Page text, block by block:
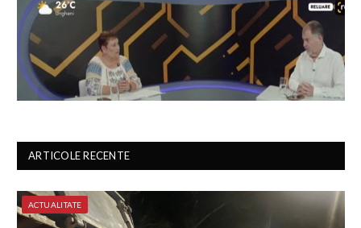
ARTICOLE RECENTE
ACTUALITATE